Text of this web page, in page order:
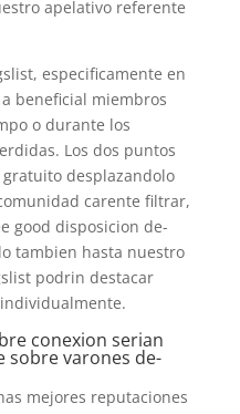
apelativo referente
especificamente en
beneficial miembros
o durante los
Los dos puntos
desplazandolo
carente filtrar,
good disposicion de-
tambien hasta nuestro
podrin destacar
conexion seri­an
sobre varones de-
mejores reputaciones